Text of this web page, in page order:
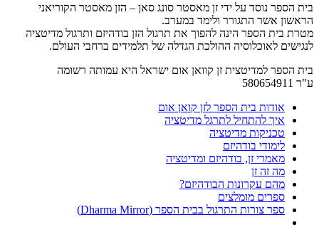
בית הספר נוסד על ידי זן מאסטר סונג סאן – הזן מאסטר הקוריאני
הראשון אשר התגורר ולימד במערב.
מטרת בית הספר הינה להפוך את תרגול הזן בודהיזם ותרגול מדיטציה
לנגישים לאוכלוסיה ההולכת הגדלה של תלמידים ברחבי העולם.
בית הספר למדיטצית זן קוואן אום ישראל היא עמותה רשומה
ע"ר 580654911
אודות בית הספר לזן קואן אום
איך להתחיל לתרגל מדיטציה
טכניקות מדיטציה
לימודי בודהיזם
מאמרי זן, בודהיזם ומדיטציה
מה זה זן
מהם עקרונות הבודהיזם?
ספרים מומלצים
ספר צורות התרגול בבית הספר (Dharma Mirror)